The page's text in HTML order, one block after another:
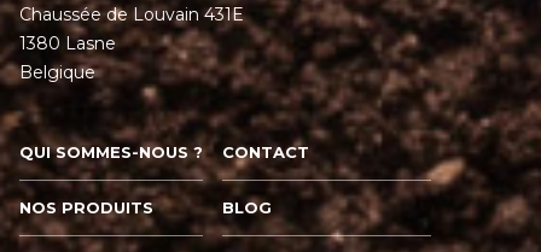
Chaussée de Louvain 431E
1380 Lasne
Belgique
QUI SOMMES-NOUS ?
NOS PRODUITS
CONTACT
BLOG